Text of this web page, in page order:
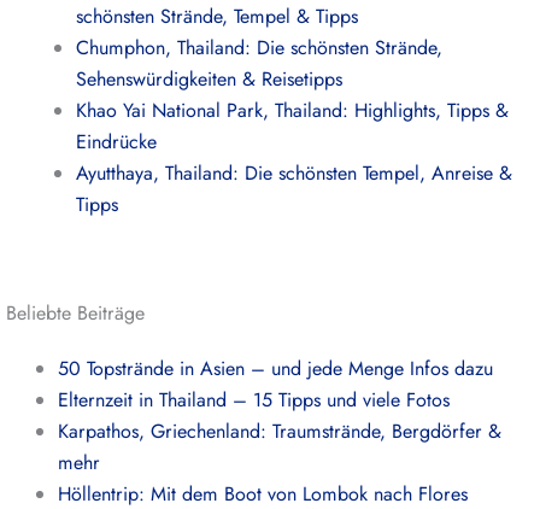
schönsten Strände, Tempel & Tipps
Chumphon, Thailand: Die schönsten Strände,
Sehenswürdigkeiten & Reisetipps
Khao Yai National Park, Thailand: Highlights, Tipps &
Eindrücke
Ayutthaya, Thailand: Die schönsten Tempel, Anreise &
Tipps
Beliebte Beiträge
50 Topstrände in Asien – und jede Menge Infos dazu
Elternzeit in Thailand – 15 Tipps und viele Fotos
Karpathos, Griechenland: Traumstrände, Bergdörfer &
mehr
Höllentrip: Mit dem Boot von Lombok nach Flores